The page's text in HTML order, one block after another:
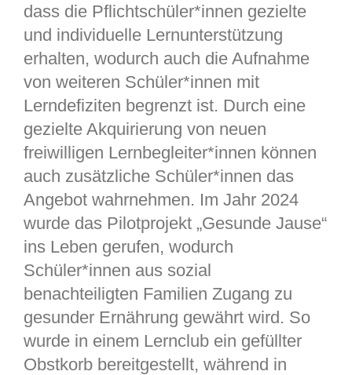
dass die Pflichtschüler*innen gezielte
und individuelle Lernunterstützung
erhalten, wodurch auch die Aufnahme
von weiteren Schüler*innen mit
Lerndefiziten begrenzt ist. Durch eine
gezielte Akquirierung von neuen
freiwilligen Lernbegleiter*innen können
auch zusätzliche Schüler*innen das
Angebot wahrnehmen. Im Jahr 2024
wurde das Pilotprojekt „Gesunde Jause“
ins Leben gerufen, wodurch
Schüler*innen aus sozial
benachteiligten Familien Zugang zu
gesunder Ernährung gewährt wird. So
wurde in einem Lernclub ein gefüllter
Obstkorb bereitgestellt, während in